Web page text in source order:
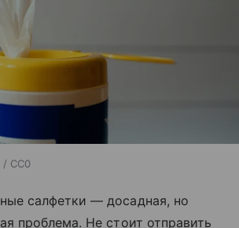
/ CC0
салфетки — досадная, но
проблема. Не стоит отправить